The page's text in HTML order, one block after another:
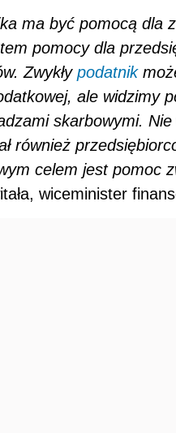
ma być pomocą dla
pomocy dla
Zwykły podatnik
ale widzimy
skarbowymi.
również
celem jest pomoc
wiceminister